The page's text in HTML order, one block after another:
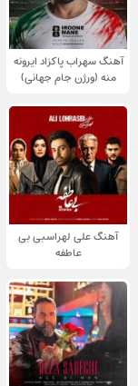
آهنگ سهراب پاکزاد ایرونه
منه (ورژن جام جهانی)
آهنگ علی لهراسبی بی
عاطفه